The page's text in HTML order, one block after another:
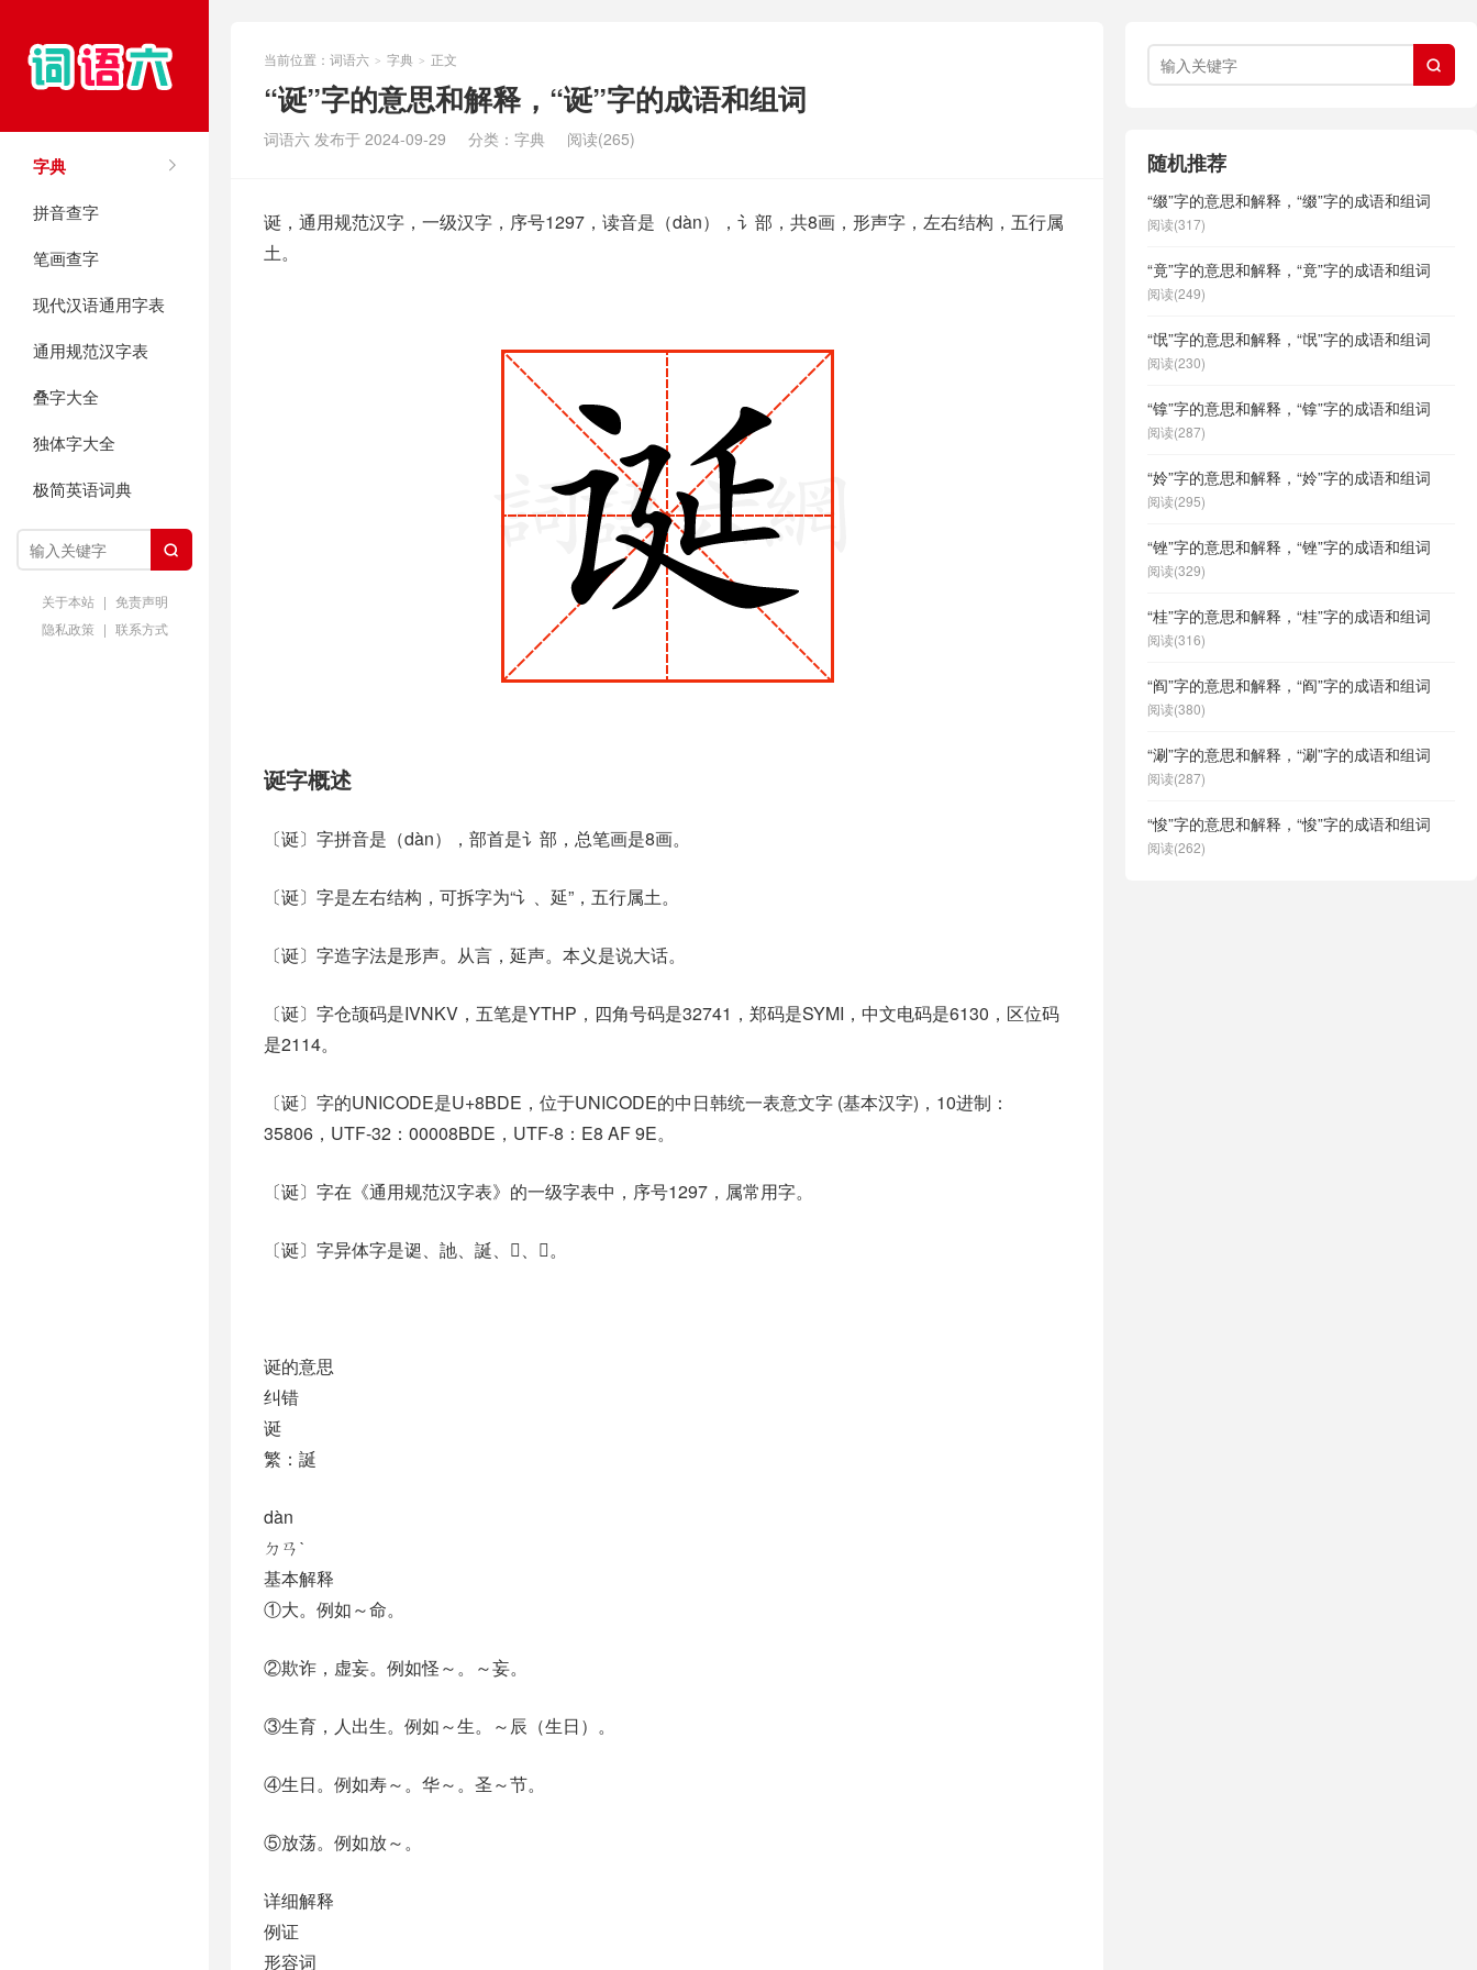
字典
拼音查字
笔画查字
现代汉语通用字表
通用规范汉字表
叠字大全
独体字大全
极简英语词典

关于本站 | 免责声明
隐私政策 | 联系方式
当前位置： 词语六 > 字典 > 正文
“诞”字的意思和解释，“诞”字的成语和组词
词语六 发布于 2024-09-29 分类： 字典 阅读(265)
诞，通用规范汉字，一级汉字，序号1297，读音是（dàn），讠部，共8画，形声字，左右结构，五行属
土。
诞字概述
〔诞〕字拼音是（dàn），部首是讠部，总笔画是8画。
〔诞〕字是左右结构，可拆字为“讠、延”，五行属土。
〔诞〕字造字法是形声。从言，延声。本义是说大话。
〔诞〕字仓颉码是IVNKV，五笔是YTHP，四角号码是32741，郑码是SYMI，中文电码是6130，区位码
是2114。
〔诞〕字的UNICODE是U+8BDE，位于UNICODE的中日韩统一表意文字 (基本汉字)，10进制：
35806，UTF-32：00008BDE，UTF-8：E8 AF 9E。
〔诞〕字在《通用规范汉字表》的一级字表中，序号1297，属常用字。
〔诞〕字异体字是䜥、訑、誕、𧥡、𧩙。
诞的意思
纠错
诞
繁：誕
dàn
ㄉㄢˋ
基本解释
①大。例如～命。
②欺诈，虚妄。例如怪～。～妄。
③生育，人出生。例如～生。～辰（生日）。
④生日。例如寿～。华～。圣～节。
⑤放荡。例如放～。
详细解释
例证
形容词

随机推荐
“缀”字的意思和解释，“缀”字的成语和组词
阅读(317)
“竟”字的意思和解释，“竟”字的成语和组词
阅读(249)
“氓”字的意思和解释，“氓”字的成语和组词
阅读(230)
“镎”字的意思和解释，“镎”字的成语和组词
阅读(287)
“姈”字的意思和解释，“姈”字的成语和组词
阅读(295)
“锉”字的意思和解释，“锉”字的成语和组词
阅读(329)
“桂”字的意思和解释，“桂”字的成语和组词
阅读(316)
“阎”字的意思和解释，“阎”字的成语和组词
阅读(380)
“涮”字的意思和解释，“涮”字的成语和组词
阅读(287)
“悛”字的意思和解释，“悛”字的成语和组词
阅读(262)